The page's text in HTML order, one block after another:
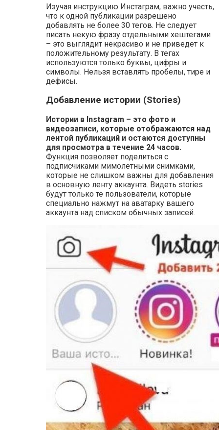
Изучая инструкцию Инстаграм, важно учесть,
что к одной публикации разрешено
добавлять не более 30 тегов. Не следует
писать некую фразу отдельными хештегами
– это выглядит некрасиво и не приведет к
положительному результату. В тегах
используются только буквы, цифры и
символы. Нельзя вставлять пробелы, тире и
дефисы.
Добавление истории (Stories)
Истории в Instagram – это фото и
видеозаписи, которые отображаются над
лентой публикаций и остаются доступны
для просмотра в течение 24 часов.
Функция позволяет поделиться с
подписчиками мимолетными снимками,
которые не слишком важны для добавления
в основную ленту аккаунта. Видеть stories
будут только те пользователи, которые
специально нажмут на аватарку вашего
аккаунта над списком обычных записей.